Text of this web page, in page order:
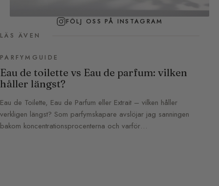
FÖLJ OSS PÅ INSTAGRAM
LÄS ÄVEN
PARFYMGUIDE
Eau de toilette vs Eau de parfum: vilken
håller längst?
Eau de Toilette, Eau de Parfum eller Extrait – vilken håller
verkligen längst? Som parfymskapare avslöjar jag sanningen
bakom koncentrationsprocenterna och varför…